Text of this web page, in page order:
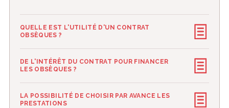
QUELLE EST L'UTILITÉ D'UN CONTRAT
OBSÈQUES ?
DE L'INTÉRÊT DU CONTRAT POUR FINANCER
LES OBSÈQUES ?
LA POSSIBILITÉ DE CHOISIR PAR AVANCE LES
PRESTATIONS